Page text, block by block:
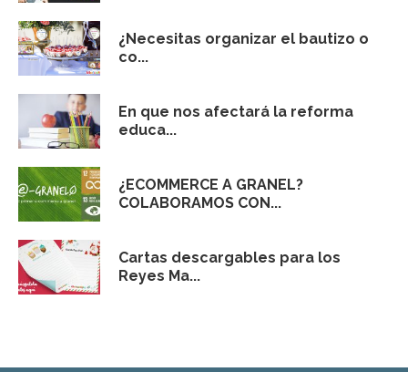
¿Necesitas organizar el bautizo o
co...
En que nos afectará la reforma
educa...
¿ECOMMERCE A GRANEL?
COLABORAMOS CON...
Cartas descargables para los
Reyes Ma...